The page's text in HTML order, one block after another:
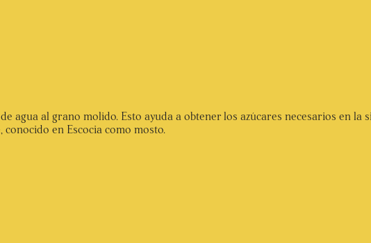
agua al grano molido. Esto ayuda a obtener los azúcares necesarios en la
en Escocia como mosto.